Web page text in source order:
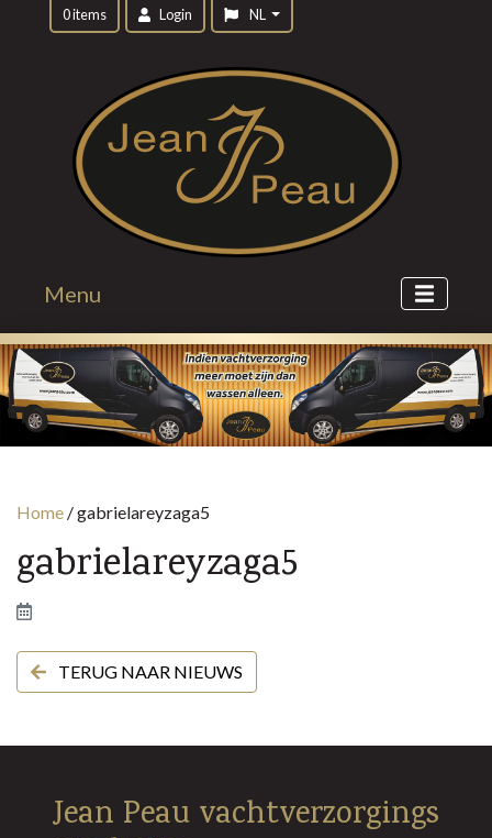
0 items Login NL
Menu
Home /gabrielareyzaga5
gabrielareyzaga5
TERUG NAAR NIEUWS
Jean Peau vachtverzorgings